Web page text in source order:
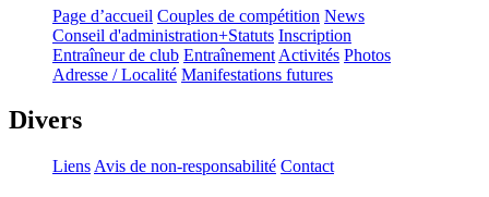
Page d’accueil Couples de compétition News
Conseil d'administration+Statuts Inscription
Entraîneur de club Entraînement Activités Photos
Adresse / Localité Manifestations futures
Divers
Liens Avis de non-responsabilité Contact